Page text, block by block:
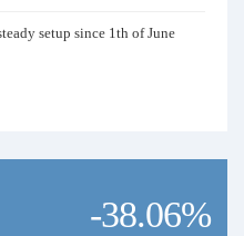
setup since 1th of June
-38.06%